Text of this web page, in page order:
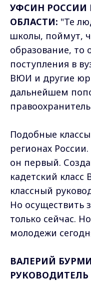
УФСИН
ОБЛАСТИ: "Те
школы, поймут,
образование, то
поступления в
ВЮИ и другие
дальнейшем
Подобные
регионах
он первый.
кадетский
классный
Но осуществить
только сейчас.
молодежи
ВАЛЕРИЙ
РУКОВОДИТЕЛЬ